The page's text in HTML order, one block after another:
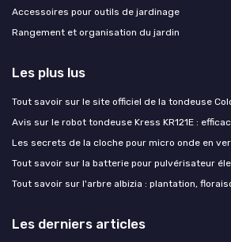
Accessoires pour outils de jardinage
Rangement et organisation du jardin
Les plus lus
Tout savoir sur le site officiel de la tondeuse
Avis sur le robot tondeuse Kress KR121E :
Les secrets de la cloche pour micro onde en
Tout savoir sur la batterie pour pulvérisateur
Tout savoir sur l'arbre albizia : plantation,
Les derniers articles